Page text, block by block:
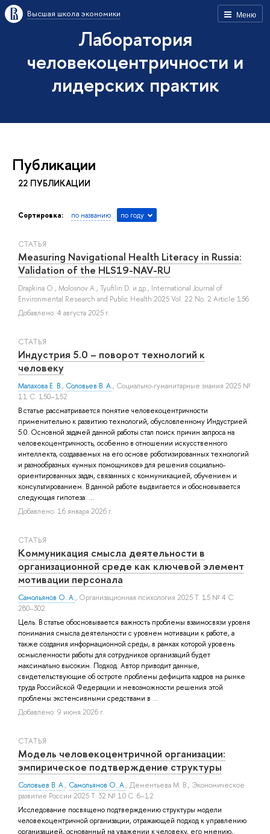
Меню
Высшая школа экономики
Лаборатория
человекоцентричности и
лидерских практик
Публикации
22 ПУБЛИКАЦИИ
Сортировка: по названию по году
СТАТЬЯ
Measuring Navigational Health Literacy in Russia:
Validation of the HLS19-NAV-RU
Drapkina O., Molosnov A., Tyufilin D. и др., International Journal of
Environmental Research and Public Health 2025 Vol. 22 No. 2 Article 156
Добавлено: 4 августа 2025 г.
СТАТЬЯ
Индустрия 5.0 – поворот технологий к
человеку
Малахова Е. В., Соловьев В. А., Социально-гуманитарные знания 2025 №
11 С. 150–152
В статье рассматривается понятие человекоцентричности
применительно к развитию технологий, обусловленному Индустрией
5.0. Основной задачей данной работы стал поиск причин запроса на
человекоцентричность, особенно в отношении искусственного
интеллекта, создаваемых на его основе роботизированных технологий
и разнообразных «умных помощников» для решения социально-
ориентированных задач, связанных с коммуникацией, обучением и
консультированием. В данной работе выдвигается и обосновывается
следующая гипотеза: ...
Добавлено: 16 января 2026 г.
СТАТЬЯ
Коммуникация смысла деятельности в
организационной среде как ключевой элемент
мотивации персонала
Самольянов О. А., Организационная психология 2025 Т. 15 № 4 С.
280–302
Цель. В статье обосновывается важность проблемы взаимосвязи уровня
понимания смысла деятельности с уровнем мотивации к работе, а
также создания информационной среды, в рамках которой уровень
осмысленности работы для сотрудников организаций будет
максимально высоким. Подход. Автор приводит данные,
свидетельствующие об остроте проблемы дефицита кадров на рынке
труда Российской Федерации и невозможности решения этой
проблемы экстенсивными средствами в ...
Добавлено: 9 июня 2026 г.
СТАТЬЯ
Модель человекоцентричной организации:
эмпирическое подтверждение структуры
Соловьев В. А., Самольянов О. А., Дементьева М. В., Экономическое
развитие России 2025 Т. 32 № 10 С. 6–12
Исследование посвящено подтверждению структуры модели
человекоцентричной организации, отражающей подход к управлению
организацией, основанный на уважении к человеку, его мнению,